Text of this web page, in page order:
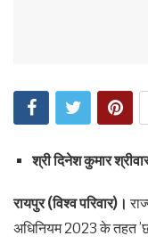
श्री दिनेश कुमार
रायपुर (विश्व परिवार)।
अधिनियम 2023 के तहत